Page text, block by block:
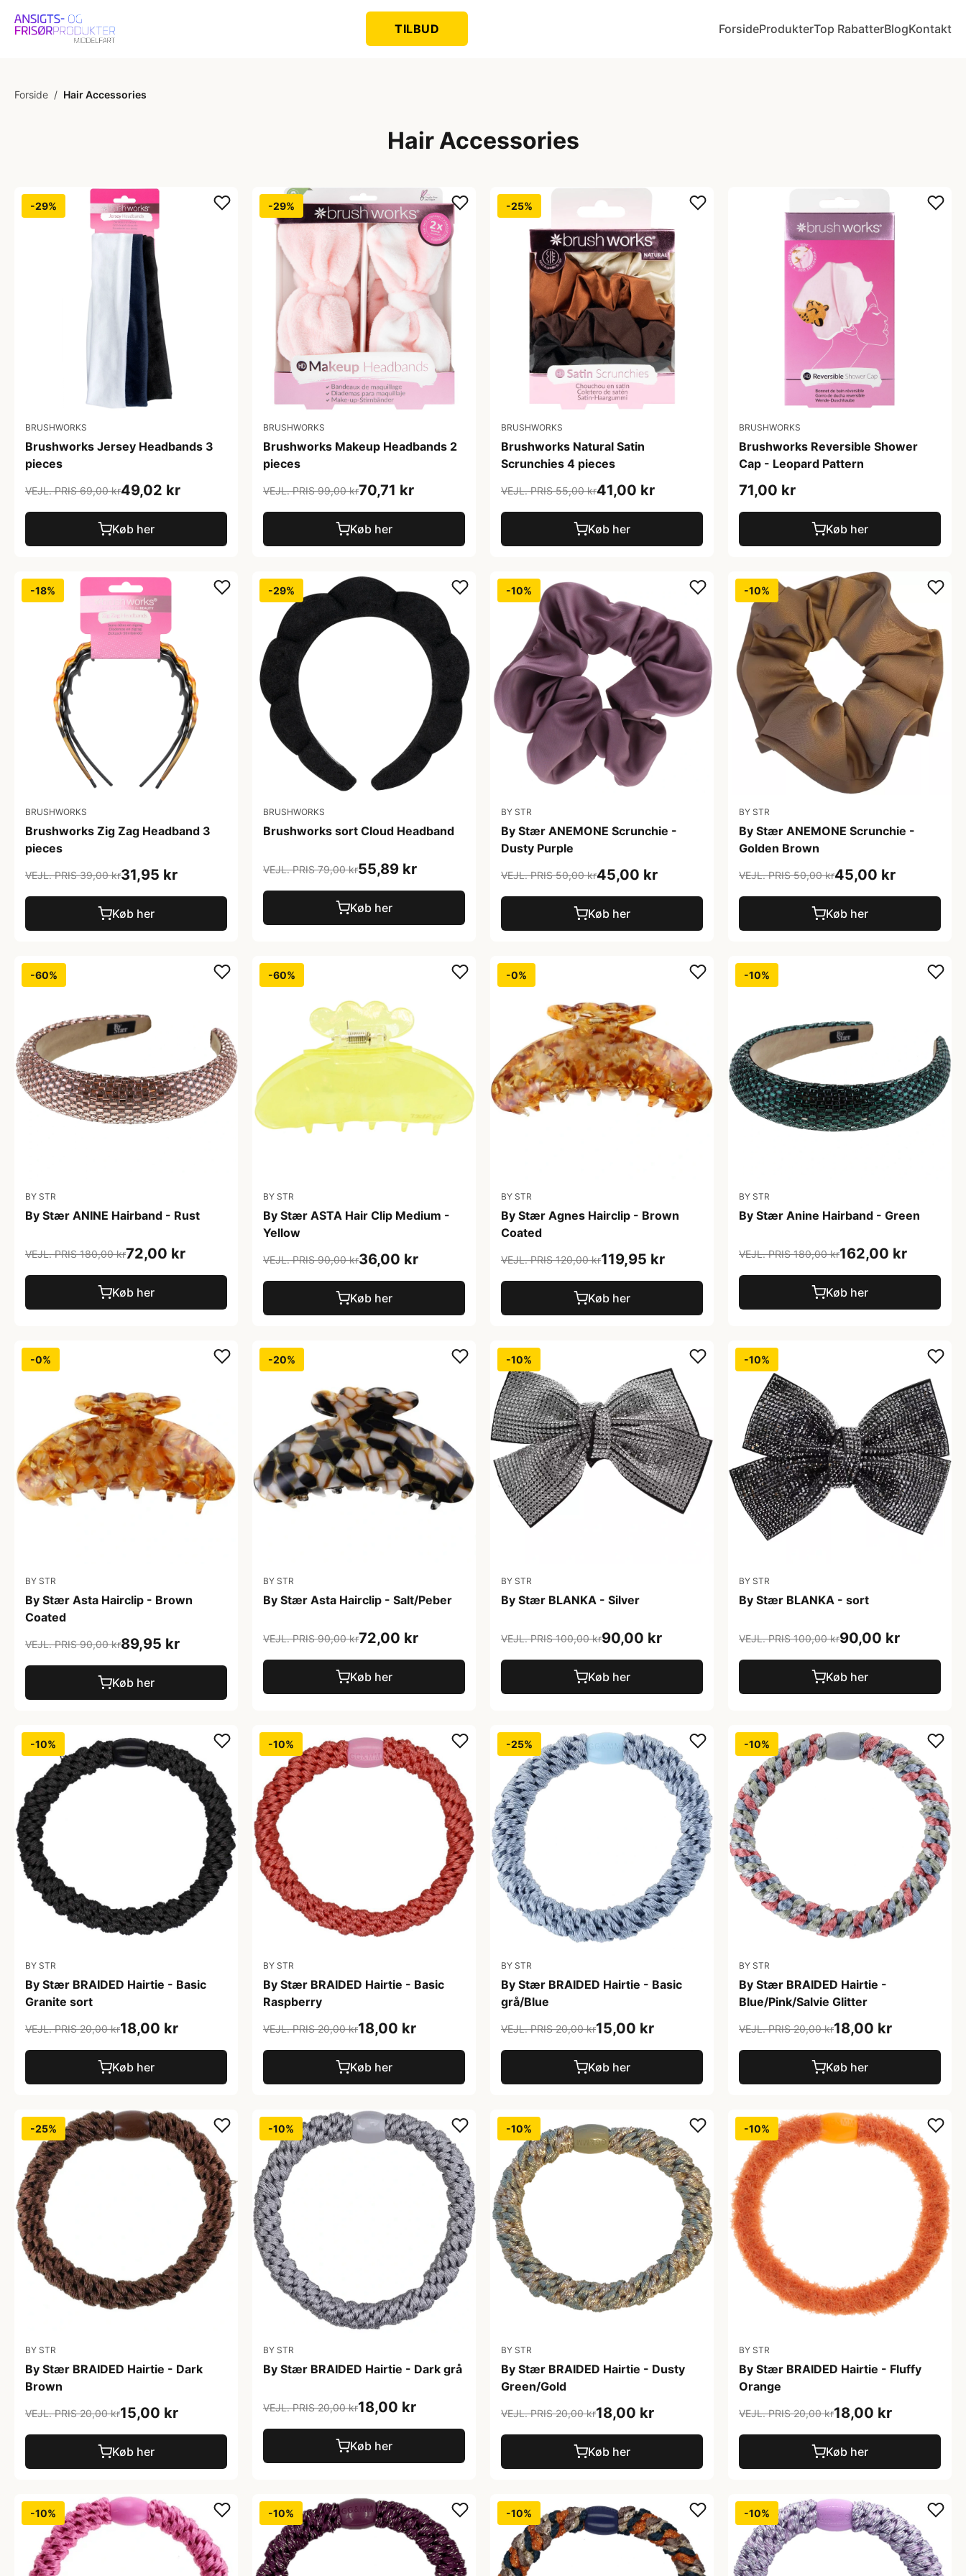
TILBUD ForsideProdukterTop RabatterBlogKontakt
Forside / Hair Accessories
Hair Accessories
-29%
BRUSHWORKS
Brushworks Jersey Headbands 3
pieces
VEJL. PRIS 69,00 kr49,02 kr
Køb her
-29%
BRUSHWORKS
Brushworks Makeup Headbands 2
pieces
VEJL. PRIS 99,00 kr70,71 kr
Køb her
-25%
BRUSHWORKS
Brushworks Natural Satin
Scrunchies 4 pieces
VEJL. PRIS 55,00 kr41,00 kr
Køb her
BRUSHWORKS
Brushworks Reversible Shower
Cap - Leopard Pattern
71,00 kr
Køb her
-18%
BRUSHWORKS
Brushworks Zig Zag Headband 3
pieces
VEJL. PRIS 39,00 kr31,95 kr
Køb her
-29%
BRUSHWORKS
Brushworks sort Cloud Headband
VEJL. PRIS 79,00 kr55,89 kr
Køb her
-10%
BY STR
By Stær ANEMONE Scrunchie -
Dusty Purple
VEJL. PRIS 50,00 kr45,00 kr
Køb her
-10%
BY STR
By Stær ANEMONE Scrunchie -
Golden Brown
VEJL. PRIS 50,00 kr45,00 kr
Køb her
-60%
BY STR
By Stær ANINE Hairband - Rust
VEJL. PRIS 180,00 kr72,00 kr
Køb her
-60%
BY STR
By Stær ASTA Hair Clip Medium -
Yellow
VEJL. PRIS 90,00 kr36,00 kr
Køb her
-0%
BY STR
By Stær Agnes Hairclip - Brown
Coated
VEJL. PRIS 120,00 kr119,95 kr
Køb her
-10%
BY STR
By Stær Anine Hairband - Green
VEJL. PRIS 180,00 kr162,00 kr
Køb her
-0%
BY STR
By Stær Asta Hairclip - Brown
Coated
VEJL. PRIS 90,00 kr89,95 kr
Køb her
-20%
BY STR
By Stær Asta Hairclip - Salt/Peber
VEJL. PRIS 90,00 kr72,00 kr
Køb her
-10%
BY STR
By Stær BLANKA - Silver
VEJL. PRIS 100,00 kr90,00 kr
Køb her
-10%
BY STR
By Stær BLANKA - sort
VEJL. PRIS 100,00 kr90,00 kr
Køb her
-10%
BY STR
By Stær BRAIDED Hairtie - Basic
Granite sort
VEJL. PRIS 20,00 kr18,00 kr
Køb her
-10%
BY STR
By Stær BRAIDED Hairtie - Basic
Raspberry
VEJL. PRIS 20,00 kr18,00 kr
Køb her
-25%
BY STR
By Stær BRAIDED Hairtie - Basic
grå/Blue
VEJL. PRIS 20,00 kr15,00 kr
Køb her
-10%
BY STR
By Stær BRAIDED Hairtie -
Blue/Pink/Salvie Glitter
VEJL. PRIS 20,00 kr18,00 kr
Køb her
-25%
BY STR
By Stær BRAIDED Hairtie - Dark
Brown
VEJL. PRIS 20,00 kr15,00 kr
Køb her
-10%
BY STR
By Stær BRAIDED Hairtie - Dark grå
VEJL. PRIS 20,00 kr18,00 kr
Køb her
-10%
BY STR
By Stær BRAIDED Hairtie - Dusty
Green/Gold
VEJL. PRIS 20,00 kr18,00 kr
Køb her
-10%
BY STR
By Stær BRAIDED Hairtie - Fluffy
Orange
VEJL. PRIS 20,00 kr18,00 kr
Køb her
-10% -10% -10% -10%